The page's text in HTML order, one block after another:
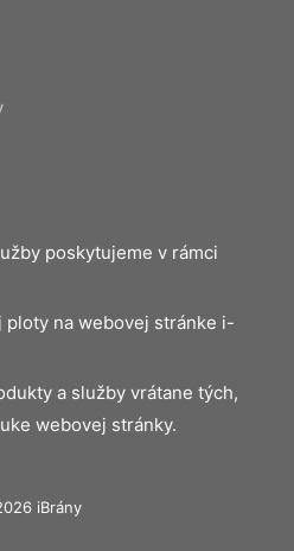
poskytujeme v rámci
ploty na webovej stránke i-
a služby vrátane tých,
webovej stránky.
iBrány